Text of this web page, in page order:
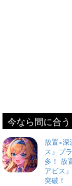
今なら間に合
放置×深
ス』プ
多！ 放
アビス
突破！